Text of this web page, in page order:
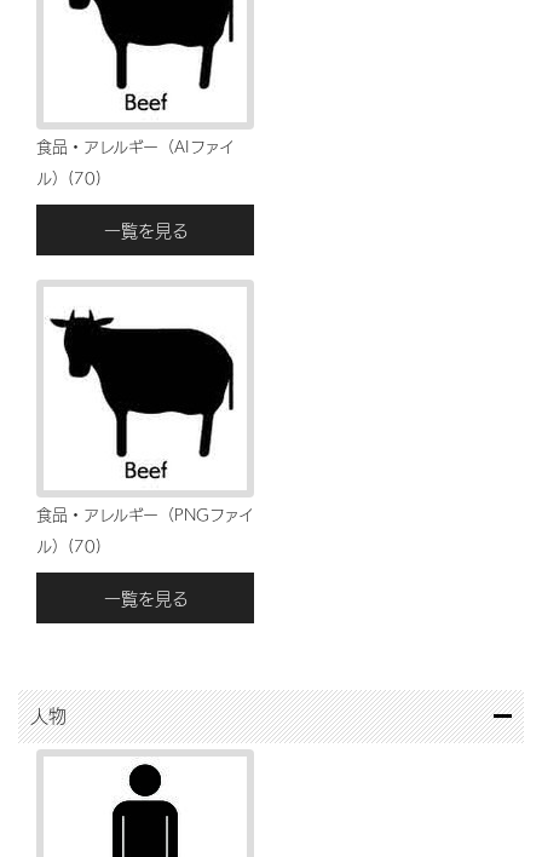
食品・アレルギー（AIファイ
ル）(70)
一覧を見る
食品・アレルギー（PNGファイ
ル）(70)
一覧を見る
人物